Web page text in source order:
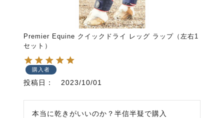
Premier Equine クイックドライ レッグ ラップ（左右1
セット）
購入者
投稿日 2023/10/01
本当に乾きがいいのか？半信半疑で購入